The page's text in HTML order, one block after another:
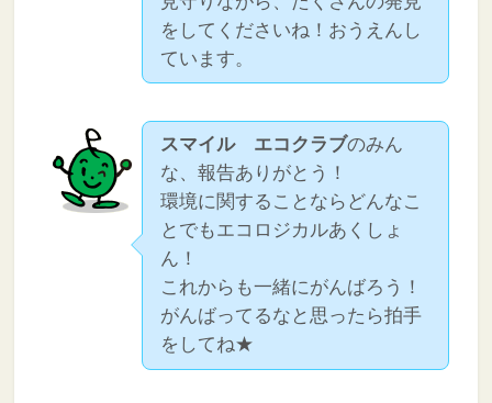
をしてくださいね！おうえんし
ています。
スマイル エコクラブのみん
な、報告ありがとう！
環境に関することならどんなこ
とでもエコロジカルあくしょ
ん！
これからも一緒にがんばろう！
がんばってるなと思ったら拍手
をしてね★